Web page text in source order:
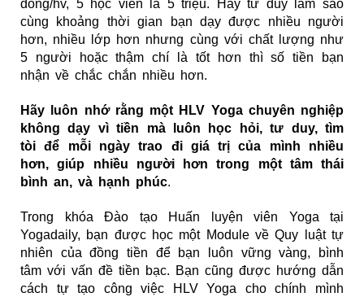
đồng/hv, 5 học viên là 5 triệu. Hãy tư duy làm sao
cùng khoảng thời gian bạn dạy được nhiều người
hơn, nhiều lớp hơn nhưng cùng với chất lượng như
5 người hoặc thậm chí là tốt hơn thì số tiền bạn
nhận về chắc chắn nhiều hơn.
Hãy luôn nhớ rằng một HLV Yoga chuyên nghiệp
không dạy vì tiền mà luôn học hỏi, tư duy, tìm
tòi để mỗi ngày trao đi giá trị của mình nhiều
hơn, giúp nhiề​u người hơn trong một tâm thái
bình an, và hạnh phúc.
Trong khóa Đào tạo Huấn luyện viên Yoga tại
Yogadaily, bạn được học một Module về Quy luật tự
nhiên của đồng tiền để bạn luôn vững vàng, bình
tâm với vấn đề tiền bạc. Bạn cũng được hướng dẫn
cách tự tạo công việc HLV Yoga cho chính mình